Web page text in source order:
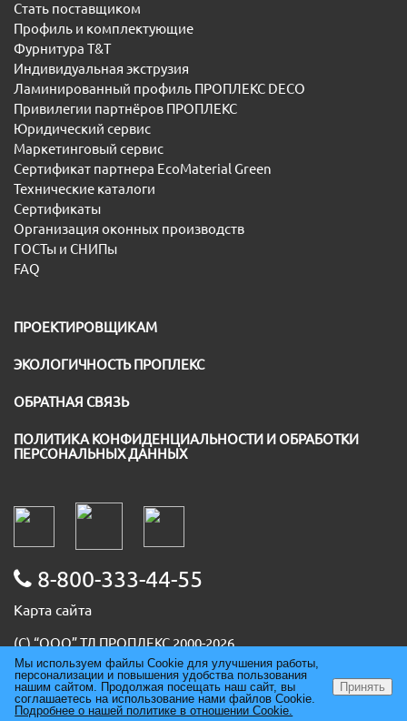
Стать поставщиком
Профиль и комплектующие
Фурнитура T&T
Индивидуальная экструзия
Ламинированный профиль ПРОПЛЕКС DECO
Привилегии партнёров ПРОПЛЕКС
Юридический сервис
Маркетинговый сервис
Сертификат партнера EcoMaterial Green
Технические каталоги
Сертификаты
Организация оконных производств
ГОСТы и СНИПы
FAQ
ПРОЕКТИРОВЩИКАМ
ЭКОЛОГИЧНОСТЬ ПРОПЛЕКС
ОБРАТНАЯ СВЯЗЬ
ПОЛИТИКА КОНФИДЕНЦИАЛЬНОСТИ И ОБРАБОТКИ
ПЕРСОНАЛЬНЫХ ДАННЫХ
8-800-333-44-55
Карта сайта
(С) “ООО” ТД ПРОПЛЕКС 2000-2026
ИНН 5036091667
ОГРН 1085074007930
ОКПО 86678094
Мы используем файлы Cookie для улучшения работы,
персонализации и повышения удобства пользования
нашим сайтом. Продолжая посещать наш сайт, вы
соглашаетесь на использование нами файлов Cookie.
Подробнее о нашей политике в отношении Cookie.
Принять